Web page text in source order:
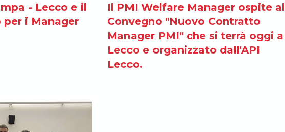
- Lecco e il
i Manager
Il PMI Welfare Manager ospite al
Convegno "Nuovo Contratto
Manager PMI" che si terrà oggi a
Lecco e organizzato dall'API
Lecco.